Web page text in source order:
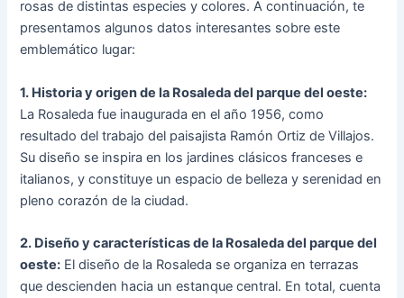
rosas de distintas especies y colores. A continuación, te
presentamos algunos datos interesantes sobre este
emblemático lugar:
1. Historia y origen de la Rosaleda del parque del oeste:
La Rosaleda fue inaugurada en el año 1956, como
resultado del trabajo del paisajista Ramón Ortiz de Villajos.
Su diseño se inspira en los jardines clásicos franceses e
italianos, y constituye un espacio de belleza y serenidad en
pleno corazón de la ciudad.
2. Diseño y características de la Rosaleda del parque del
oeste: El diseño de la Rosaleda se organiza en terrazas
que descienden hacia un estanque central. En total, cuenta